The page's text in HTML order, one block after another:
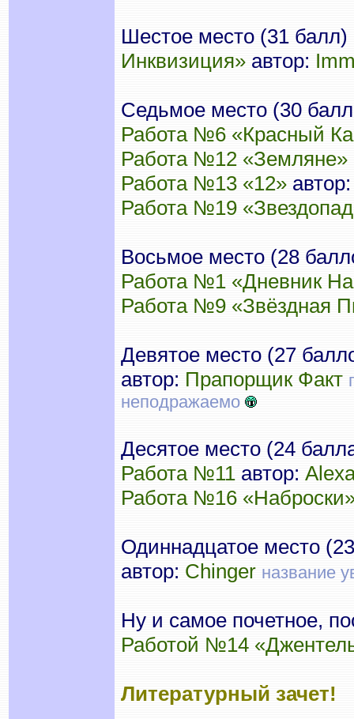
Шестое место (31
Инквизиция» автор:
Седьмое место (30
Работа №6 «Красный
Работа №12 «Земляне»
Работа №13 «12»
Работа №19
Восьмое место (28
Работа №1 «Дневник
Работа №9 «Звёздная
Девятое место (27
автор: Прапорщик Факт
неподражаемо
Десятое место (24
Работа №11 автор:
Работа №16
Одиннадцатое место
автор: Chinger название
Ну и самое почетное,
Работой №14
Литературный зачет!